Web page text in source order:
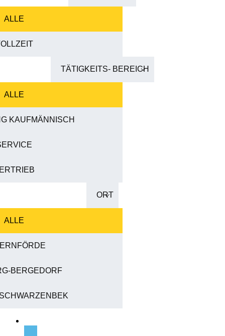
ALLE
TÄTIGKEITS- BEREICH
ALLE
KAUFMÄNNISCH
ORT
ALLE
BERGEDORF